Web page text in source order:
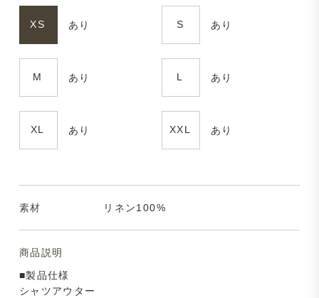
XS あり S あり
M あり L あり
XL あり XXL あり
素材 リネン100%
商品説明
■製品仕様
シャツアウター